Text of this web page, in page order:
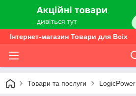
Інтернет-магазин Товари для Всіх
Товари та послуги LogicPower